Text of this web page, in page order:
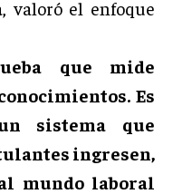
, valoró el enfoque
que mide
Es
sistema que
ingresen,
mundo laboral